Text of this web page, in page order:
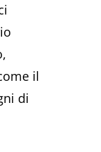
il
di